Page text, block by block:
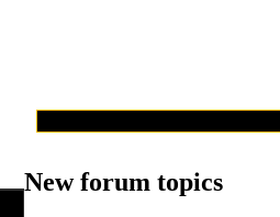
New forum topics